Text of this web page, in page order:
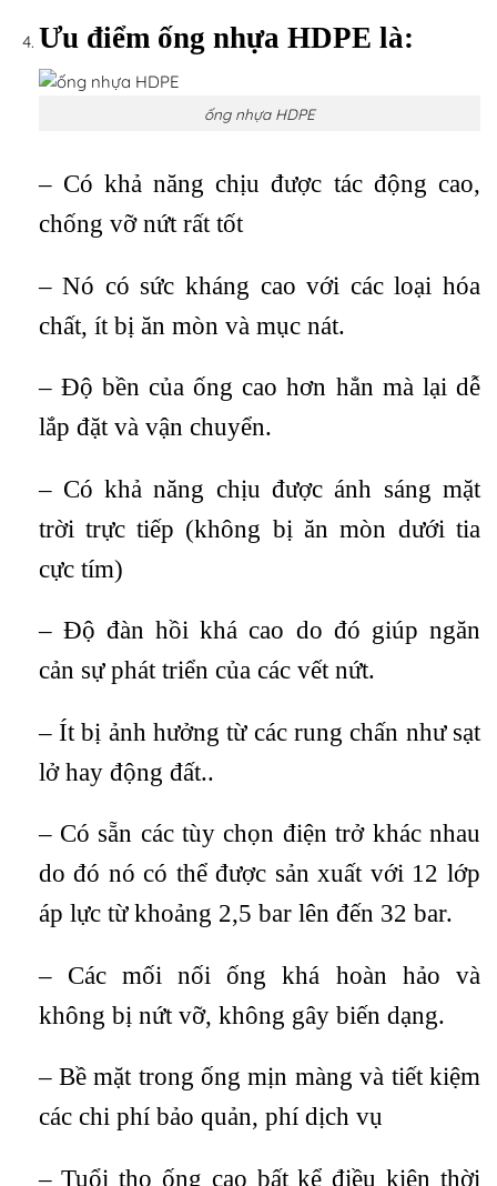
Ưu điểm ống nhựa HDPE là:
ống nhựa HDPE
– Có khả năng chịu được tác động cao,
chống vỡ nứt rất tốt
– Nó có sức kháng cao với các loại hóa
chất, ít bị ăn mòn và mục nát.
– Độ bền của ống cao hơn hẳn mà lại dễ
lắp đặt và vận chuyển.
– Có khả năng chịu được ánh sáng mặt
trời trực tiếp (không bị ăn mòn dưới tia
cực tím)
– Độ đàn hồi khá cao do đó giúp ngăn
cản sự phát triển của các vết nứt.
– Ít bị ảnh hưởng từ các rung chấn như sạt
lở hay động đất..
– Có sẵn các tùy chọn điện trở khác nhau
do đó nó có thể được sản xuất với 12 lớp
áp lực từ khoảng 2,5 bar lên đến 32 bar.
– Các mối nối ống khá hoàn hảo và
không bị nứt vỡ, không gây biến dạng.
– Bề mặt trong ống mịn màng và tiết kiệm
các chi phí bảo quản, phí dịch vụ
– Tuổi thọ ống cao bất kể điều kiện thời